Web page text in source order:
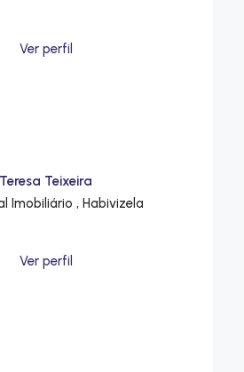
Ver perfil
Teresa Teixeira
Imobiliário , Habivizela
Ver perfil